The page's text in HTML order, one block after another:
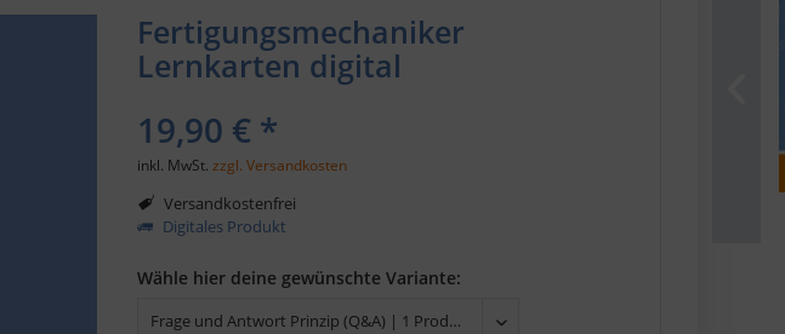
Fertigungsmechaniker
Lernkarten digital
19,90 € *
inkl. MwSt.zzgl. Versandkosten
Versandkostenfrei
Digitales Produkt
Wähle hier deine gewünschte Variante: